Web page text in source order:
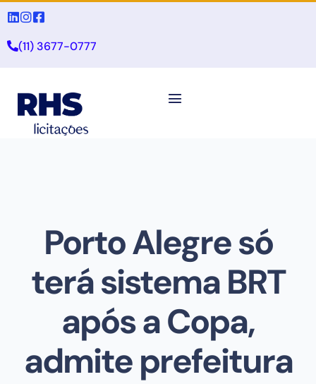
(11) 3677-0777
Porto Alegre só
terá sistema BRT
após a Copa,
admite prefeitura